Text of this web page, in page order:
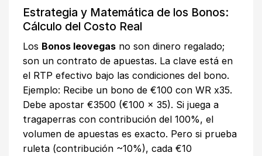
Estrategia y Matemática de los Bonos:
Cálculo del Costo Real
Los Bonos leovegas no son dinero regalado;
son un contrato de apuestas. La clave está en
el RTP efectivo bajo las condiciones del bono.
Ejemplo: Recibe un bono de €100 con WR x35.
Debe apostar €3500 (€100 x 35). Si juega a
tragaperras con contribución del 100%, el
volumen de apuestas es exacto. Pero si prueba
ruleta (contribución ~10%), cada €10